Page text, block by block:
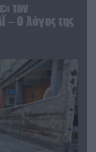
τον
– Ο λόγος της